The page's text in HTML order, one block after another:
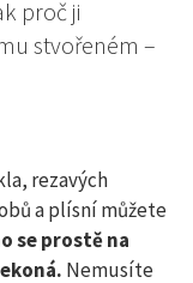
proč ji
stvořeném –
rezavých
a plísní můžete
se prostě na
Nemusíte